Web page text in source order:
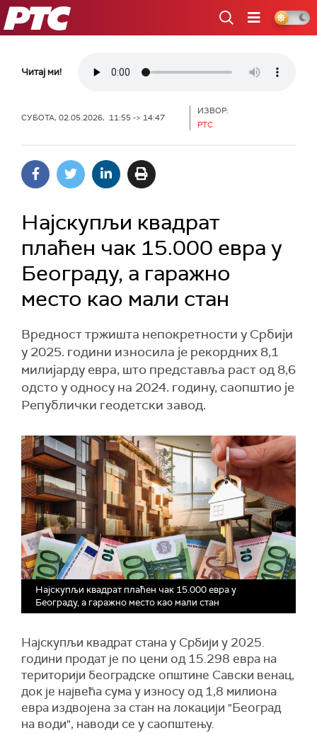
РТС
Читај ми!
СУБОТА, 02.05.2026, 11:55 -> 14:47
ИЗВОР:
РТС
Најскупљи квадрат
плаћен чак 15.000 евра у
Београду, а гаражно
место као мали стан
Вредност тржишта непокретности у Србији
у 2025. години износила је рекордних 8,1
милијарду евра, што представља раст од 8,6
одсто у односу на 2024. годину, саопштио је
Републички геодетски завод.
Најскупљи квадрат плаћен чак 15.000 евра у
Београду, а гаражно место као мали стан
Најскупљи квадрат стана у Србији у 2025.
години продат је по цени од 15.298 евра на
територији београдске општине Савски венац,
док је највећа сума у износу од 1,8 милиона
евра издвојена за стан на локацији "Београд
на води", наводи се у саопштењу.